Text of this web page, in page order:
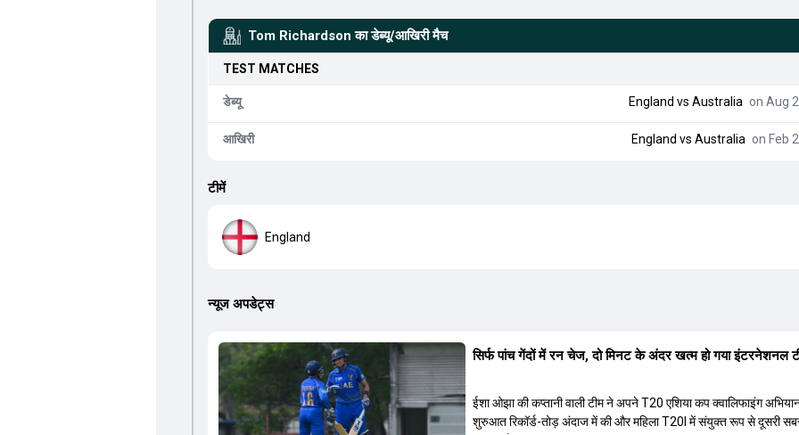
Tom Richardson का डेब्यू/आखिरी मैच
TEST MATCHES
डेब्यू England vs Australia on Aug
आखिरी England vs Australia on Feb
टीमें
England
न्यूज अपडेट्स
सिर्फ पांच गेंदों में रन चेज, दो मिनट के अंदर खत्म हो गया इंटरनेशनल
ईशा ओझा की कप्तानी वाली टीम ने अपने T20 एशिया कप क्वालिफाइंग
शुरुआत रिकॉर्ड-तोड़ अंदाज में की और महिला T20I में संयुक्त रूप से दूसरी